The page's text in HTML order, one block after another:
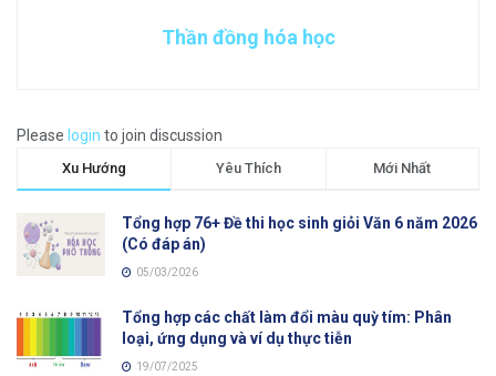
Thần đồng hóa học
Please login to join discussion
Xu Hướng Yêu Thích Mới Nhất
Tổng hợp 76+ Đề thi học sinh giỏi Văn 6 năm 2026
(Có đáp án)
05/03/2026
Tổng hợp các chất làm đổi màu quỳ tím: Phân
loại, ứng dụng và ví dụ thực tiễn
19/07/2025